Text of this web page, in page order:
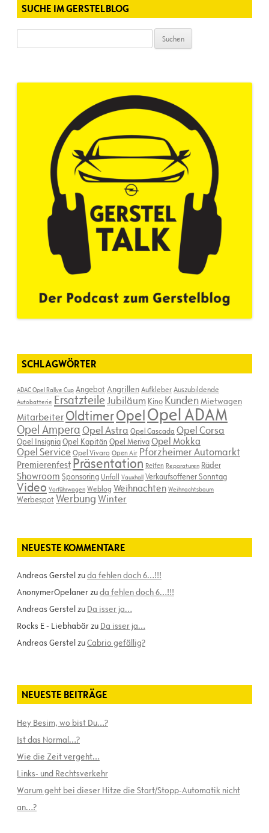
SUCHE IM GERSTELBLOG
nach:
SCHLAGWÖRTER
ADAC Opel Rallye Cup AngebotAngrillenAufkleberAuszubildende
Autobatterie ErsatzteileJubiläum Kino KundenMietwagen
Mitarbeiter OldtimerOpelOpel ADAM
Opel AmperaOpel Astra Opel Cascada Opel Corsa
Opel InsigniaOpel Kapitän Opel MerivaOpel Mokka
Opel ServiceOpel Vivaro Open Air Pforzheimer Automarkt
Premierenfest Präsentation Reifen Reparaturen Räder
Showroom Sponsoring Unfall Vauxhall Verkaufsoffener Sonntag
Video Vorführwagen Weblog Weihnachten Weihnachtsbaum
WerbespotWerbungWinter
NEUESTE KOMMENTARE
Andreas Gerstel zuda fehlen doch 6…!!!
AnonymerOpelanerzuda fehlen doch 6…!!!
Andreas Gerstel zu Da isser ja…
Rocks E - Liebhabärzu Da isser ja…
Andreas Gerstel zuCabrio gefällig?
NEUESTE BEITRÄGE
Hey Besim, wo bist Du…?
Ist das Normal…?
Wie die Zeit vergeht…
Links- und Rechtsverkehr
Warum geht bei dieser Hitze die Start/Stopp-Automatik nicht
an…?